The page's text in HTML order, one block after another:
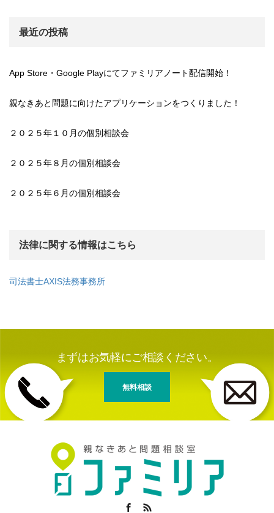
最近の投稿
App Store・Google Playにてファミリアノート配信開始！
親なきあと問題に向けたアプリケーションをつくりました！
２０２５年１０月の個別相談会
２０２５年８月の個別相談会
２０２５年６月の個別相談会
法律に関する情報はこちら
司法書士AXIS法務事務所
まずはお気軽にご相談ください。
無料相談
Facebook